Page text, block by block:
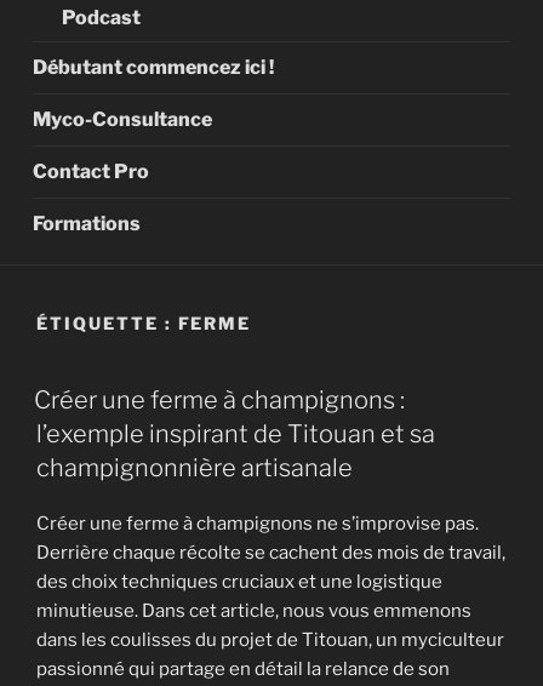
Podcast
Débutant commencez ici !
Myco-Consultance
Contact Pro
Formations
ÉTIQUETTE : FERME
Créer une ferme à champignons :
l’exemple inspirant de Titouan et sa
champignonnière artisanale
Créer une ferme à champignons ne s’improvise pas.
Derrière chaque récolte se cachent des mois de travail,
des choix techniques cruciaux et une logistique
minutieuse. Dans cet article, nous vous emmenons
dans les coulisses du projet de Titouan, un myciculteur
passionné qui partage en détail la relance de son